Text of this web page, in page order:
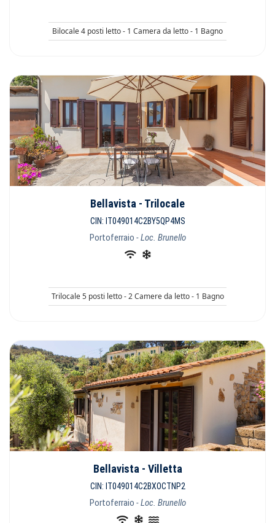
Bilocale 4 posti letto - 1 Camera da letto - 1 Bagno
Bellavista - Trilocale
CIN: IT049014C2BY5QP4MS
Portoferraio - Loc. Brunello
Trilocale 5 posti letto - 2 Camere da letto - 1 Bagno
Bellavista - Villetta
CIN: IT049014C2BXOCTNP2
Portoferraio - Loc. Brunello